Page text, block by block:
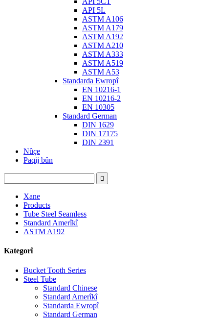
API 5L
ASTM A106
ASTM A179
ASTM A192
ASTM A210
ASTM A333
ASTM A519
ASTM A53
Standarda Ewropî
EN 10216-1
EN 10216-2
EN 10305
Standard German
DIN 1629
DIN 17175
DIN 2391
Nûçe
Paqij bûn
Xane
Products
Tube Steel Seamless
Standard Amerîkî
ASTM A192
Kategorî
Bucket Tooth Series
Steel Tube
Standard Chinese
Standard Amerîkî
Standarda Ewropî
Standard German